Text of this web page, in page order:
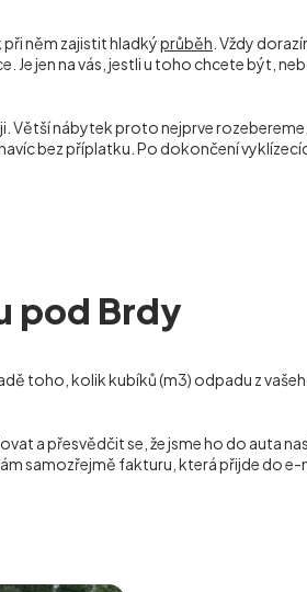
při něm zajistit hladkýprůběh . Vždy
jen na vás, jestli u toho chcete být,
Větší nábytek proto nejprve
bez příplatku. Po dokončení
pod Brdy
toho, kolik kubíků (m3) odpadu z
a přesvědčit se, že jsme ho do auta
samozřejmě fakturu, která přijde do e-